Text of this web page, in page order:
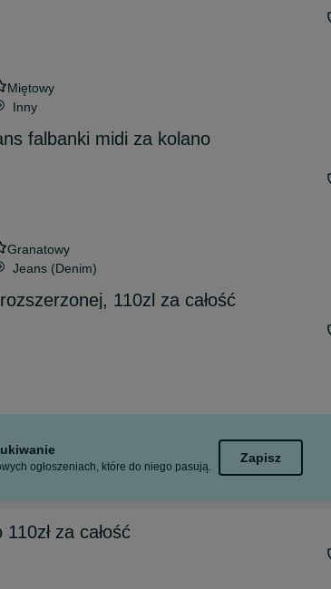
Miętowy
Inny
falbanki midi za kolano
Granatowy
Jeans (Denim)
110zl za całość
ogłoszeniach, które do niego pasują.
Zapisz
za całość